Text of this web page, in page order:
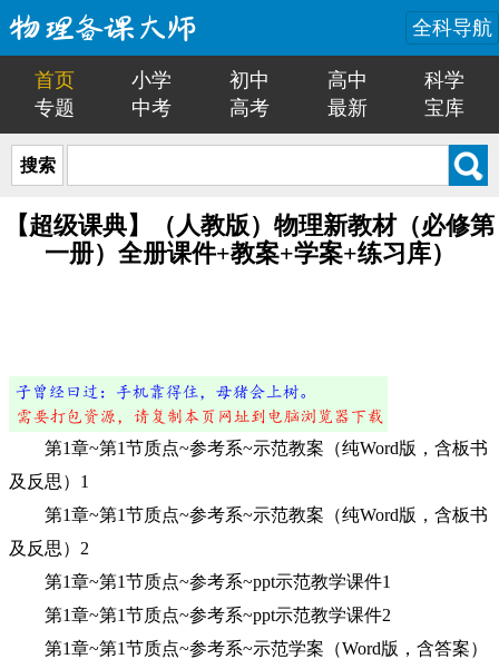
全科导航
首页 小学 初中 高中
科学
专题
中考 高考 最新 宝库
搜索
【超级课典】（人教版）物理新教材（必修第
一册）全册课件+教案+学案+练习库）
第1章~第1节质点~参考系~示范教案（纯Word版，含板书
及反思）1
第1章~第1节质点~参考系~示范教案（纯Word版，含板书
及反思）2
第1章~第1节质点~参考系~ppt示范教学课件1
第1章~第1节质点~参考系~ppt示范教学课件2
第1章~第1节质点~参考系~示范学案（Word版，含答案）